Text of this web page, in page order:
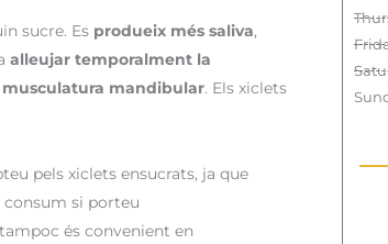
sucre. Es produeix més saliva,
alleujar temporalment la
musculatura mandibular. Els xiclets
pels xiclets ensucrats, ja que
consum si porteu
és convenient en